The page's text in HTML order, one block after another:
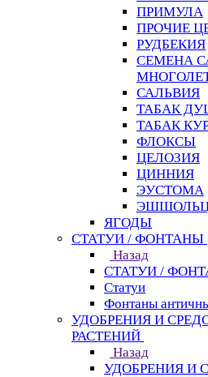
ПРИМУЛА
ПРОЧИЕ
РУДБЕКИЯ
СЕМЕНА
САЛЬВИЯ
ТАБАК
ТАБАК
ФЛОКСЫ
ЦЕЛОЗИЯ
ЦИННИЯ
ЭУСТОМА
ЯГОДЫ
СТАТУИ / ФОНТАНЫ
Назад
СТАТУИ /
Статуи
Фонтаны
УДОБРЕНИЯ И
РАСТЕНИЙ
Назад
УДОБРЕНИЯ И